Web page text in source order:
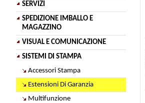
SERVIZI
SPEDIZIONE IMBALLO E
MAGAZZINO
VISUAL E COMUNICAZIONE
SISTEMI DI STAMPA
Accessori Stampa
Estensioni Di Garanzia
Multifunzione